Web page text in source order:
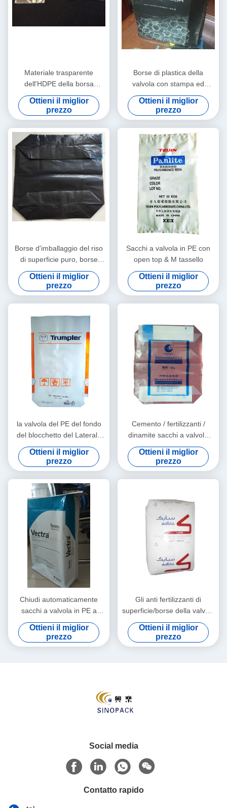
Materiale trasparente
dell'HDPE della borsa
laterale tubolare trasparente
del rinforzo, stampa del film
di BOPP
Ottieni il miglior
prezzo
Borse di plastica della
valvola con stampa ed
antiscorrimento neri per nero
di carbonio d'imballaggio
Ottieni il miglior
prezzo
Borse d'imballaggio del riso
di superficie puro, borse
della farina che imballano
con la valvola lunga
Ottieni il miglior
prezzo
Sacchi a valvola in PE con
open top & M tassello
Ottieni il miglior
prezzo
la valvola del PE del fondo
del blocchetto del Laterale
rinforzo insacca per
l'imballaggio pulverous, fino
alla capacità 110LBS
Ottieni il miglior
prezzo
Cemento / fertilizzanti /
dinamite sacchi a valvola
trasparenti di materiale
HDPE
Ottieni il miglior
prezzo
Chiudi automaticamente
sacchi a valvola in PE a
lungo per l'uso di prodotti
chimici industriali 15kg 25kg
50kg
Ottieni il miglior
prezzo
Gli anti fertilizzanti di
superficie/borse della valvola
PE sale/delle derrate
alimentari dello scorrevole si
chiudono automaticamente
Ottieni il miglior
prezzo
Social media
Contatto rapido